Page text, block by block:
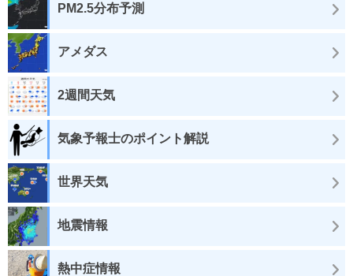
PM2.5分布予測
アメダス
2週間天気
気象予報士のポイント解説
世界天気
地震情報
熱中症情報